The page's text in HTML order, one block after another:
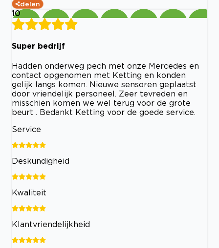
delen
10
Super bedrijf
Hadden onderweg pech met onze Mercedes en
contact opgenomen met Ketting en konden
gelijk langs komen. Nieuwe sensoren geplaatst
door vriendelijk personeel. Zeer tevreden en
misschien komen we wel terug voor de grote
beurt . Bedankt Ketting voor de goede service.
Service
Deskundigheid
Kwaliteit
Klantvriendelijkheid